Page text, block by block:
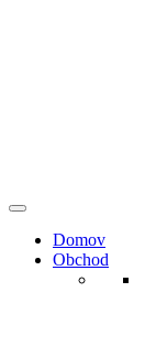
Domov
Obchod